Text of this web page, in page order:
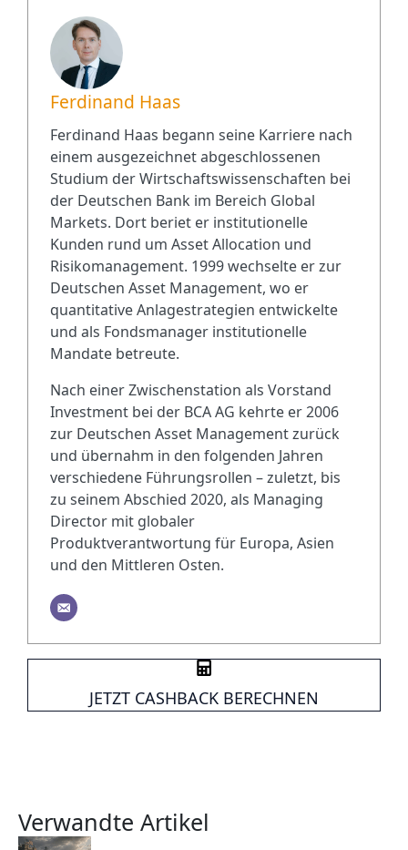
Ferdinand Haas
Ferdinand Haas begann seine Karriere nach
einem ausgezeichnet abgeschlossenen
Studium der Wirtschaftswissenschaften bei
der Deutschen Bank im Bereich Global
Markets. Dort beriet er institutionelle
Kunden rund um Asset Allocation und
Risikomanagement. 1999 wechselte er zur
Deutschen Asset Management, wo er
quantitative Anlagestrategien entwickelte
und als Fondsmanager institutionelle
Mandate betreute.
Nach einer Zwischenstation als Vorstand
Investment bei der BCA AG kehrte er 2006
zur Deutschen Asset Management zurück
und übernahm in den folgenden Jahren
verschiedene Führungsrollen – zuletzt, bis
zu seinem Abschied 2020, als Managing
Director mit globaler
Produktverantwortung für Europa, Asien
und den Mittleren Osten.
JETZT CASHBACK BERECHNEN
Verwandte Artikel